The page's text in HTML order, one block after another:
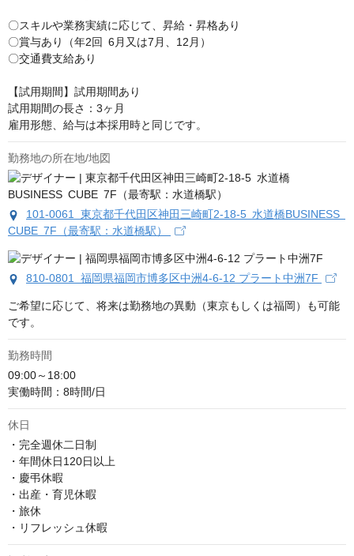
〇スキルや業務実績に応じて、昇給・昇格あり
〇賞与あり（年2回 6月又は7月、12月）
〇交通費支給あり
【試用期間】試用期間あり
試用期間の長さ：3ヶ月
雇用形態、給与は本採用時と同じです。
勤務地の所在地/地図
101-0061 東京都千代田区神田三崎町2-18-5 水道橋BUSINESS
CUBE 7F（最寄駅：水道橋駅）
810-0801 福岡県福岡市博多区中洲4-6-12 プラート中洲7F
ご希望に応じて、将来は勤務地の異動（東京もしくは福岡）も可能
です。
勤務時間
09:00～18:00
実働時間：8時間/日
休日
・完全週休二日制
・年間休日120日以上
・慶弔休暇
・出産・育児休暇
・旅休
・リフレッシュ休暇